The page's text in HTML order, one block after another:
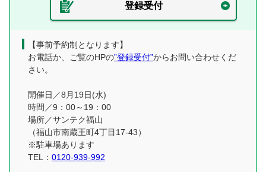
登録受付
【事前予約制となります】
お電話か、ご覧のHPの”登録受付”からお問い合わせくだ
さい。
開催日／8月19日(水)
時間／9：00～19：00
場所／サンテク福山
（福山市南蔵王町4丁目17-43）
※駐車場あります
TEL： 0120-939-992